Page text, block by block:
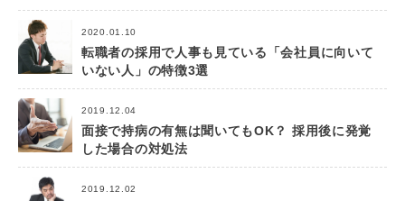
2020.01.10
転職者の採用で人事も見ている「会社員に向いて
いない人」の特徴3選
2019.12.04
面接で持病の有無は聞いてもOK？ 採用後に発覚
した場合の対処法
2019.12.02